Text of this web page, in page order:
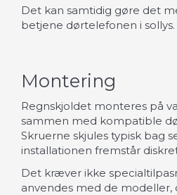
Det kan samtidig gøre det
betjene dørtelefonen i sollys.
Montering
Regnskjoldet monteres på
sammen med kompatible
Skruerne skjules typisk bag
installationen fremstår
Det kræver ikke
anvendes med de modeller,